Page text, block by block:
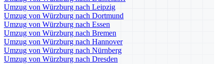
Umzug von Würzburg nach Leipzig
Umzug von Würzburg nach Dortmund
Umzug von Würzburg nach Essen
Umzug von Würzburg nach Bremen
Umzug von Würzburg nach Hannover
Umzug von Würzburg nach Nürnberg
Umzug von Würzburg nach Dresden